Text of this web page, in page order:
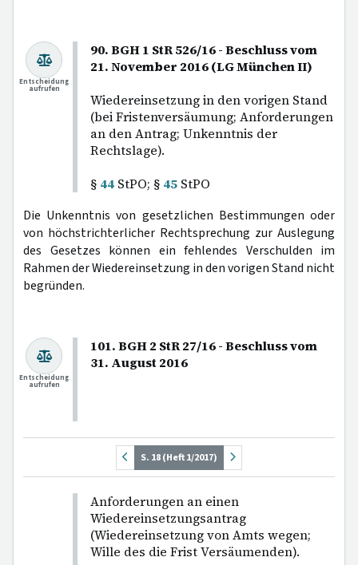
90. BGH 1 StR 526/16 - Beschluss vom
21. November 2016 (LG München II)
Wiedereinsetzung in den vorigen Stand
(bei Fristenversäumung; Anforderungen
an den Antrag; Unkenntnis der
Rechtslage).
§ 44 StPO; § 45 StPO
Entscheidung
aufrufen
Die Unkenntnis von gesetzlichen Bestimmungen oder
von höchstrichterlicher Rechtsprechung zur Auslegung
des Gesetzes können ein fehlendes Verschulden im
Rahmen der Wiedereinsetzung in den vorigen Stand nicht
begründen.
101. BGH 2 StR 27/16 - Beschluss vom
31. August 2016
Entscheidung
aufrufen
S. 18 (Heft 1/2017)
Anforderungen an einen
Wiedereinsetzungsantrag
(Wiedereinsetzung von Amts wegen;
Wille des die Frist Versäumenden).